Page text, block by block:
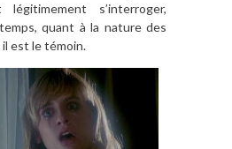
s’interroger,
quant à la nature des
est le témoin.